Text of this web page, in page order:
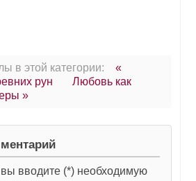
в этой категории:
«
рун
Любовь как
»
вы вводите (*) необходимую